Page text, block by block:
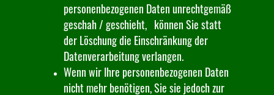
personenbezogenen Daten unrechtgemäß
geschah / geschieht, können Sie statt
der Löschung die Einschränkung der
Datenverarbeitung verlangen.
Wenn wir Ihre personenbezogenen Daten
nicht mehr benötigen, Sie sie jedoch zur